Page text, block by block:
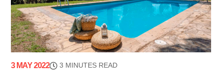
3 MAY 2022 3 MINUTES READ